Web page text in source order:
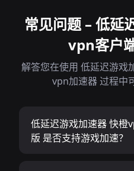
常见问题 – 低延
vpn客户
解答您在使用 低延迟游戏
vpn加速器 过程中
低延迟游戏加速器 快橙
版 是否支持游戏加速？